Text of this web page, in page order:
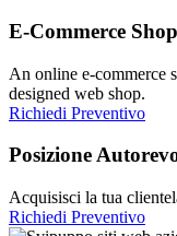
E-Commerce Shop
An online e-commerce
designed web shop.
Richiedi Preventivo
Posizione
Acquisisci la tua
Richiedi Preventivo